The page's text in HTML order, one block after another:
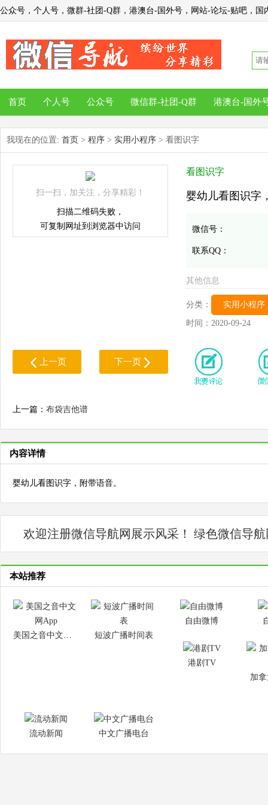
公众号，个人号，微群-社团-Q群，港澳台-国外号，网站-论坛-贴吧，
首页 个人号 公众号 微信群-社团-Q群 港澳台-国外
我现在的位置: 首页 > 程序 > 实用小程序 > 看图识字
扫一扫，加关注，分享精彩！
扫描二维码失败，
可复制网址到浏览器中访问
看图识字
婴幼儿看图识字
微信号：
联系QQ：
其他信息
分类： 实用小程序
时间： 2020-09-24
上一页 下一页
上一篇： 布袋吉他谱
内容详情
婴幼儿看图识字，附带语音。
欢迎注册微信导航网展示风采！ 绿色微信导
本站推荐
美国之音中文网App 短波广播时间表
自由微博
港剧TV
加
流动新闻 中文广播电台